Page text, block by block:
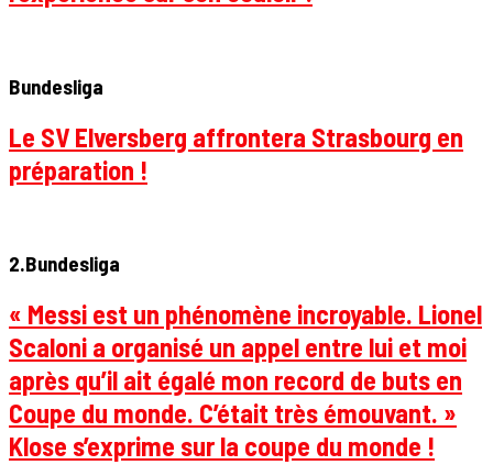
Bundesliga
Le SV Elversberg affrontera Strasbourg en
préparation !
2.Bundesliga
« Messi est un phénomène incroyable. Lionel
Scaloni a organisé un appel entre lui et moi
après qu’il ait égalé mon record de buts en
Coupe du monde. C’était très émouvant. »
Klose s’exprime sur la coupe du monde !